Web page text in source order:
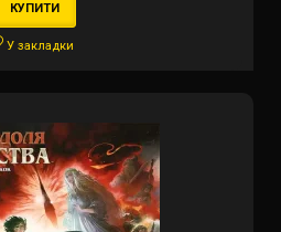
КУПИТИ
У закладки